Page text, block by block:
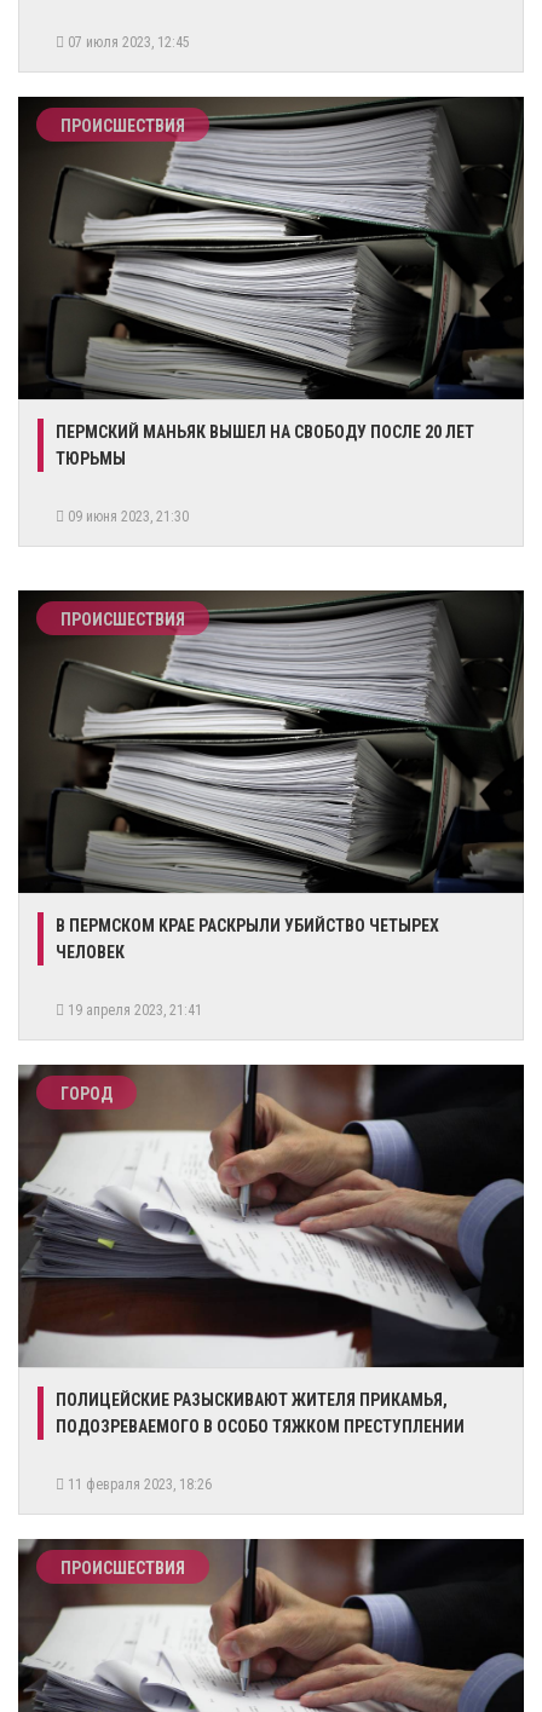
07 июля 2023, 12:45
ПРОИСШЕСТВИЯ
ПЕРМСКИЙ МАНЬЯК ВЫШЕЛ НА СВОБОДУ ПОСЛЕ 20 ЛЕТ
ТЮРЬМЫ
09 июня 2023, 21:30
ПРОИСШЕСТВИЯ
В ПЕРМСКОМ КРАЕ РАСКРЫЛИ УБИЙСТВО ЧЕТЫРЕХ
ЧЕЛОВЕК
19 апреля 2023, 21:41
ГОРОД
ПОЛИЦЕЙСКИЕ РАЗЫСКИВАЮТ ЖИТЕЛЯ ПРИКАМЬЯ,
ПОДОЗРЕВАЕМОГО В ОСОБО ТЯЖКОМ ПРЕСТУПЛЕНИИ
11 февраля 2023, 18:26
ПРОИСШЕСТВИЯ